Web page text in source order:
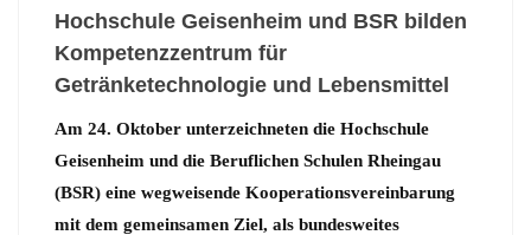
Hochschule Geisenheim und BSR bilden
Kompetenzzentrum für
Getränketechnologie und Lebensmittel
Am 24. Oktober unterzeichneten die Hochschule
Geisenheim und die Beruflichen Schulen Rheingau
(BSR) eine wegweisende Kooperationsvereinbarung
mit dem gemeinsamen Ziel, als bundesweites